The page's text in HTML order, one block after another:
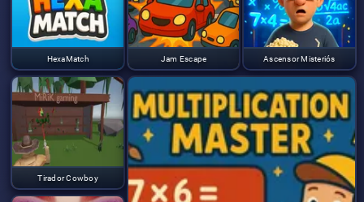
HexaMatch Jam Escape Ascensor Misteriós
Tirador Cowboy